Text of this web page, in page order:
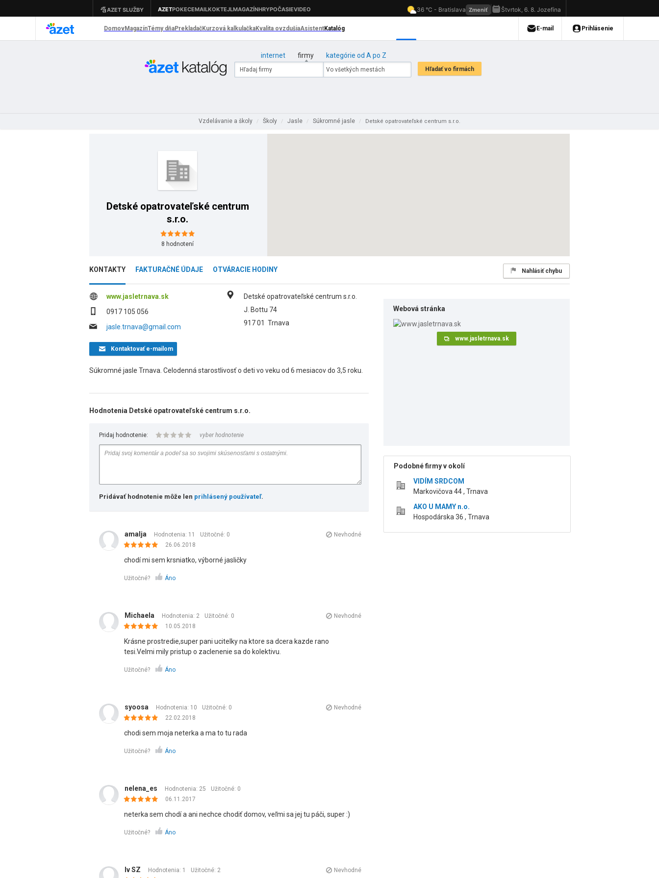
internet firmy kategórie od A po Z
Vzdelávanie a školy / Školy / Jasle / Súkromné jasle / Detské opatrovateľské centrum s.r.o.
Detské opatrovateľské centrum
s.r.o.
8 hodnotení
KONTAKTY FAKTURAČNÉ ÚDAJE OTVÁRACIE HODINY Nahlásiť chybu
www.jasletrnava.sk
0917 105 056
jasle.trnava@gmail.com
Detské opatrovateľské centrum s.r.o.
J. Bottu 74
917 01 Trnava
Kontaktovaťe-mailom
Súkromné jasle Trnava. Celodenná starostlivosť o deti vo veku od 6 mesiacov do 3,5 roku.
Hodnotenia Detské opatrovateľské centrum s.r.o.
Pridaj hodnotenie: vyber hodnotenie
Pridávať hodnotenie môže len prihlásený používateľ.
amalja Hodnotenia: 11 Užitočné: 0
Nevhodné
26.06.2018
chodí mi sem krsniatko, výborné jasličky
Užitočné? Áno
Michaela Hodnotenia: 2 Užitočné: 0
Nevhodné
10.05.2018
Krásne prostredie,super pani ucitelky na ktore sa dcera kazde rano
tesi.Velmi mily pristup o zaclenenie sa do kolektivu.
Užitočné? Áno
syoosa Hodnotenia: 10 Užitočné: 0
Nevhodné
22.02.2018
chodi sem moja neterka a ma to tu rada
Užitočné? Áno
nelena_es Hodnotenia: 25 Užitočné: 0
06.11.2017
neterka sem chodí a ani nechce chodiť domov, veľmi sa jej tu páči, super :)
Užitočné? Áno
Iv SZ Hodnotenia: 1 Užitočné: 2
Nevhodné
Webová stránka
www.jasletrnava.sk
Podobné firmy v okolí
VIDÍM SRDCOM
Markovičova 44 , Trnava
AKO U MAMY n.o.
Hospodárska 36 , Trnava